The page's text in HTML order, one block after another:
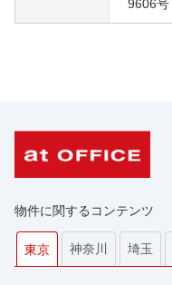
9606号
物件に関するコンテンツ
東京 神奈川 埼玉